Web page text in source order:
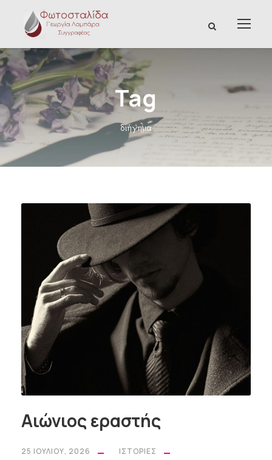
Tag
διήγημα
Αιώνιος εραστής
25 ΙΟΥΛΊΟΥ, 2026 ΙΣΤΟΡΊΕΣ